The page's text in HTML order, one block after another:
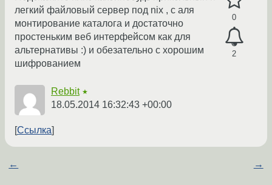
0
2
легкий файловый сервер под nix , с аля
монтирование каталога и достаточно
простеньким веб интерфейсом как для
альтернативы :) и обезательно с хорошим
шифрованием
Rebbit ★
18.05.2014 16:32:43 +00:00
Ссылка
← →